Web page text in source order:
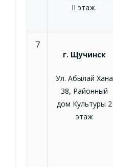
II этаж.
7
г. Щучинск
Ул. Абылай Хана
38, Районный
дом Культуры 2
этаж